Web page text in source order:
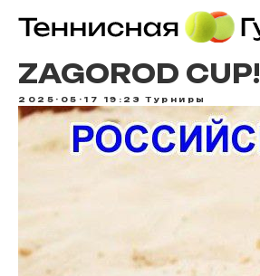
ZAGOROD CUP!
2025-05-17 19:23 Турниры